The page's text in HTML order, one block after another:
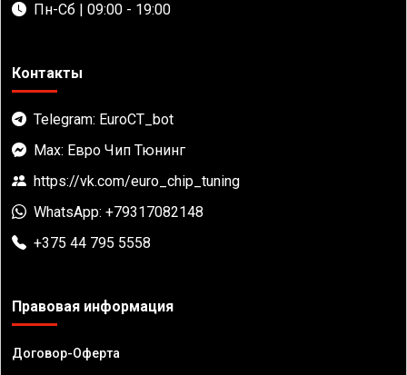
Пн-Сб | 09:00 - 19:00
Контакты
Telegram: EuroCT_bot
Max: Евро Чип Тюнинг
https://vk.com/euro_chip_tuning
WhatsApp: +79317082148
+375 44 795 5558
Правовая информация
Договор-Оферта